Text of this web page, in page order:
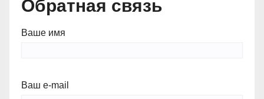
Обратная связь
Ваше имя
Ваш e-mail